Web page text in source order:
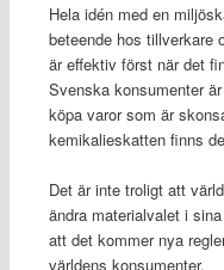
Hela idén med en
beteende hos tillverkare
är effektiv först när det
Svenska konsumenter
köpa varor som är
kemikalieskatten finns
Det är inte troligt att
ändra materialvalet i
att det kommer nya
världens konsumenter.